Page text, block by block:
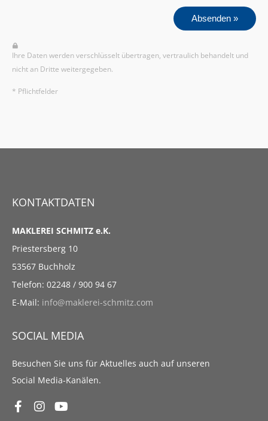
KONTAKTDATEN
MAKLEREI SCHMITZ e.K.
Priestersberg 10
53567 Buchholz
Telefon: 02248 / 900 94 67
E-Mail: info@maklerei-schmitz.com
SOCIAL MEDIA
Besuchen Sie uns für Aktuelles auch auf unseren
Social Media-Kanälen.
Absenden »
Ihre Daten werden verschlüsselt übertragen, vertraulich behandelt und
nicht an Dritte weitergegeben.
* Pflichtfelder